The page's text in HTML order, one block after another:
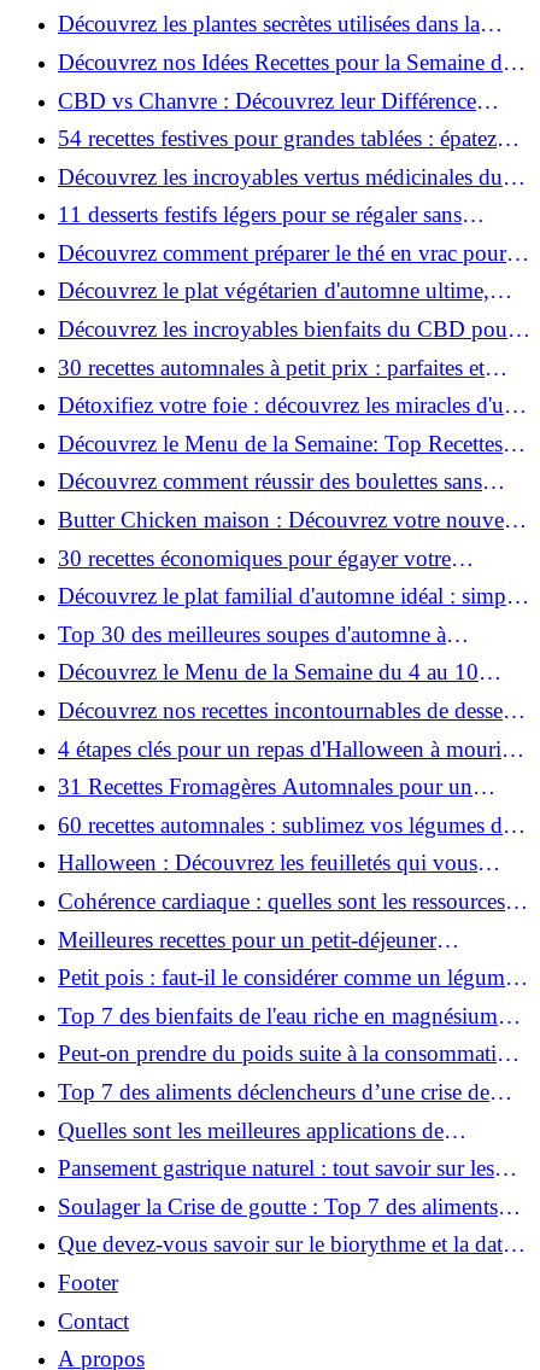
Découvrez les plantes secrètes utilisées dans la
parfumerie de luxe !
Découvrez nos Idées Recettes pour la Semaine du
18 au 24 Novembre !
CBD vs Chanvre : Découvrez leur Différence
Cruciale !
54 recettes festives pour grandes tablées : épatez
vos invités !
Découvrez les incroyables vertus médicinales du
bleuet pour votre bien-être naturel!
11 desserts festifs légers pour se régaler sans
culpabiliser !
Découvrez comment préparer le thé en vrac pour
maximiser ses bienfaits !
Découvrez le plat végétarien d'automne ultime,
facile et rapide !
Découvrez les incroyables bienfaits du CBD pour
votre santé !
30 recettes automnales à petit prix : parfaites et
savoureuses !
Détoxifiez votre foie : découvrez les miracles d'une
mono-diète au raisin !
Découvrez le Menu de la Semaine: Top Recettes
du 11 au 17 Novembre!
Découvrez comment réussir des boulettes sans
viande – Astuces et recettes!
Butter Chicken maison : Découvrez votre nouveau
poulet dominical !
30 recettes économiques pour égayer votre
novembre gris !
Découvrez le plat familial d'automne idéal : simple
et tout-en-un !
Top 30 des meilleures soupes d'automne à
découvrir absolument !
Découvrez le Menu de la Semaine du 4 au 10
Novembre : Recettes Incontournables!
Découvrez nos recettes incontournables de desserts
aux pommes !
4 étapes clés pour un repas d'Halloween à mourir
de plaisir!
31 Recettes Fromagères Automnales pour un
Plaisir Fondant !
60 recettes automnales : sublimez vos légumes de
saison !
Halloween : Découvrez les feuilletés qui vous
feront totalement craquer !
Cohérence cardiaque : quelles sont les ressources
gratuites à télécharger ?
Meilleures recettes pour un petit-déjeuner
énergisant : notre sélection
Petit pois : faut-il le considérer comme un légume
ou un féculent ?
Top 7 des bienfaits de l'eau riche en magnésium
sur la santé
Peut-on prendre du poids suite à la consommation
des amandes ?
Top 7 des aliments déclencheurs d’une crise de
goutte
Quelles sont les meilleures applications de
cohérence cardiaque ?
Pansement gastrique naturel : tout savoir sur les
bienfaits de la banane
Soulager la Crise de goutte : Top 7 des aliments
pauvres en purines
Que devez-vous savoir sur le biorythme et la date
d’accouchement ?
Footer
Contact
A propos